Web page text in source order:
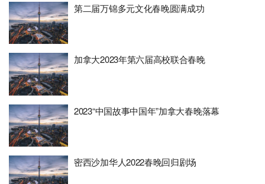
第二届万锦多元文化春晚圆满成功
加拿大2023年第六届高校联合春晚
2023“中国故事中国年”加拿大春晚落幕
密西沙加华人2022春晚回归剧场